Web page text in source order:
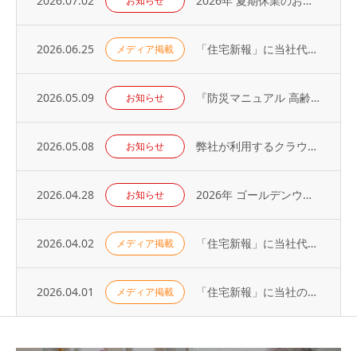
2026.06.25 メディア掲載 「住宅新報」に当社代表の取材記事が掲載されました（2026年6月23日号）
2026.05.09 お知らせ 『防災マニュアル 高齢入居者・外国人入居者対応編』当社代表が制作に協力
2026.05.08 お知らせ 弊社が利用するクラウドサービスへの不正アクセス発生に関するお知らせとお詫び
2026.04.28 お知らせ 2026年 ゴールデンウィーク休業のお知らせ
2026.04.02 メディア掲載 「住宅新報」に当社代表の取材記事が掲載されました（2026年3月31日号）
2026.04.01 メディア掲載 「住宅新報」に当社の取り組みが掲載されました（2026年3月24日号）